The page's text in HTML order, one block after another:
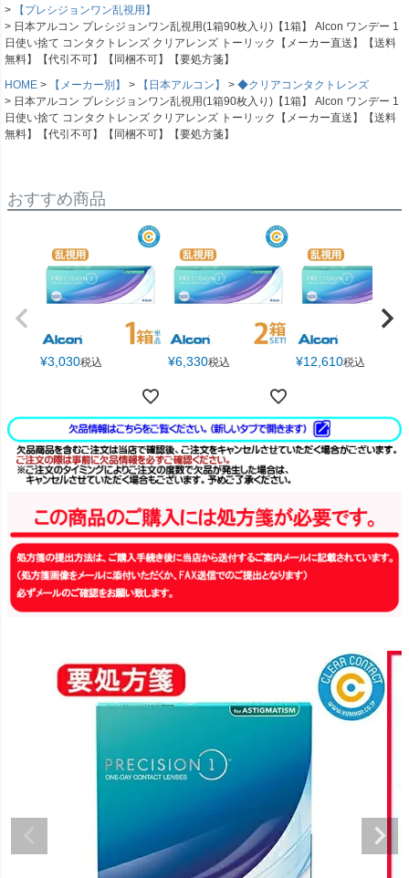
【プレシジョンワン乱視用】
日本アルコン プレシジョンワン乱視用(1箱90枚入り)【1箱】 Alcon ワンデー 1
日使い捨て コンタクトレンズ クリアレンズ トーリック【メーカー直送】【送料
無料】【代引不可】【同梱不可】【要処方箋】
HOME
【メーカー別】 【日本アルコン】
◆クリアコンタクトレンズ
日本アルコン プレシジョンワン乱視用(1箱90枚入り)【1箱】 Alcon ワンデー 1
日使い捨て コンタクトレンズ クリアレンズ トーリック【メーカー直送】【送料
無料】【代引不可】【同梱不可】【要処方箋】
おすすめ商品
¥3,030税込 ¥6,330税込 ¥12,610税込